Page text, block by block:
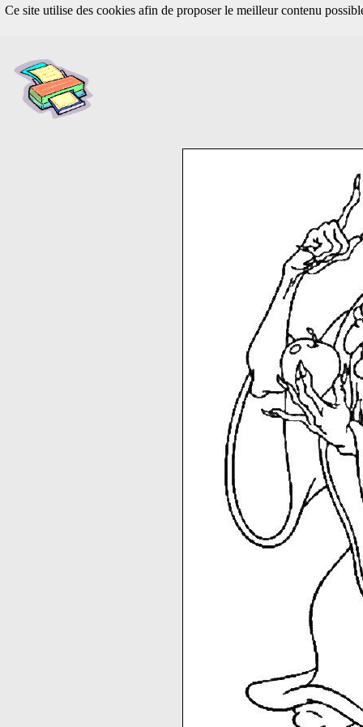
Ce site utilise des cookies afin de proposer le meilleur contenu